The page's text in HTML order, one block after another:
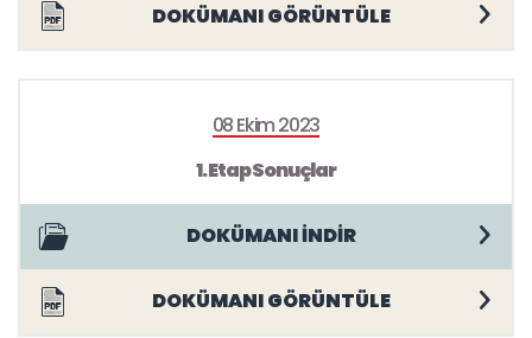
DOKÜMANI GÖRÜNTÜLE
08 Ekim 2023
1. Etap Sonuçlar
DOKÜMANI İNDİR
DOKÜMANI GÖRÜNTÜLE